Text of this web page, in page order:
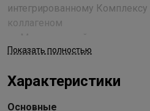
интегрированному
коллагеном
Low Odour
Применение
Показать полностью
Характеристики
Основные